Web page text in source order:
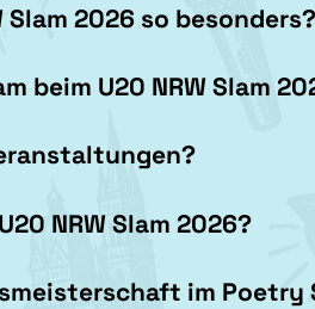
Slam 2026 so besonders?
beim U20 NRW Slam
U20 NRW Slam 2026?
im